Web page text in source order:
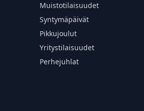
Muistotilaisuudet
Syntymäpäivät
Pikkujoulut
Yritystilaisuudet
Perhejuhlat